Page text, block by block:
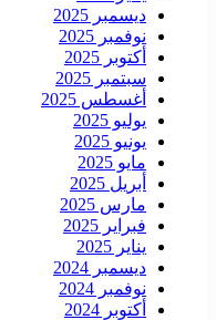
ديسمبر 2025
نوفمبر 2025
أكتوبر 2025
سبتمبر 2025
أغسطس 2025
يوليو 2025
يونيو 2025
مايو 2025
أبريل 2025
مارس 2025
فبراير 2025
يناير 2025
ديسمبر 2024
نوفمبر 2024
أكتوبر 2024